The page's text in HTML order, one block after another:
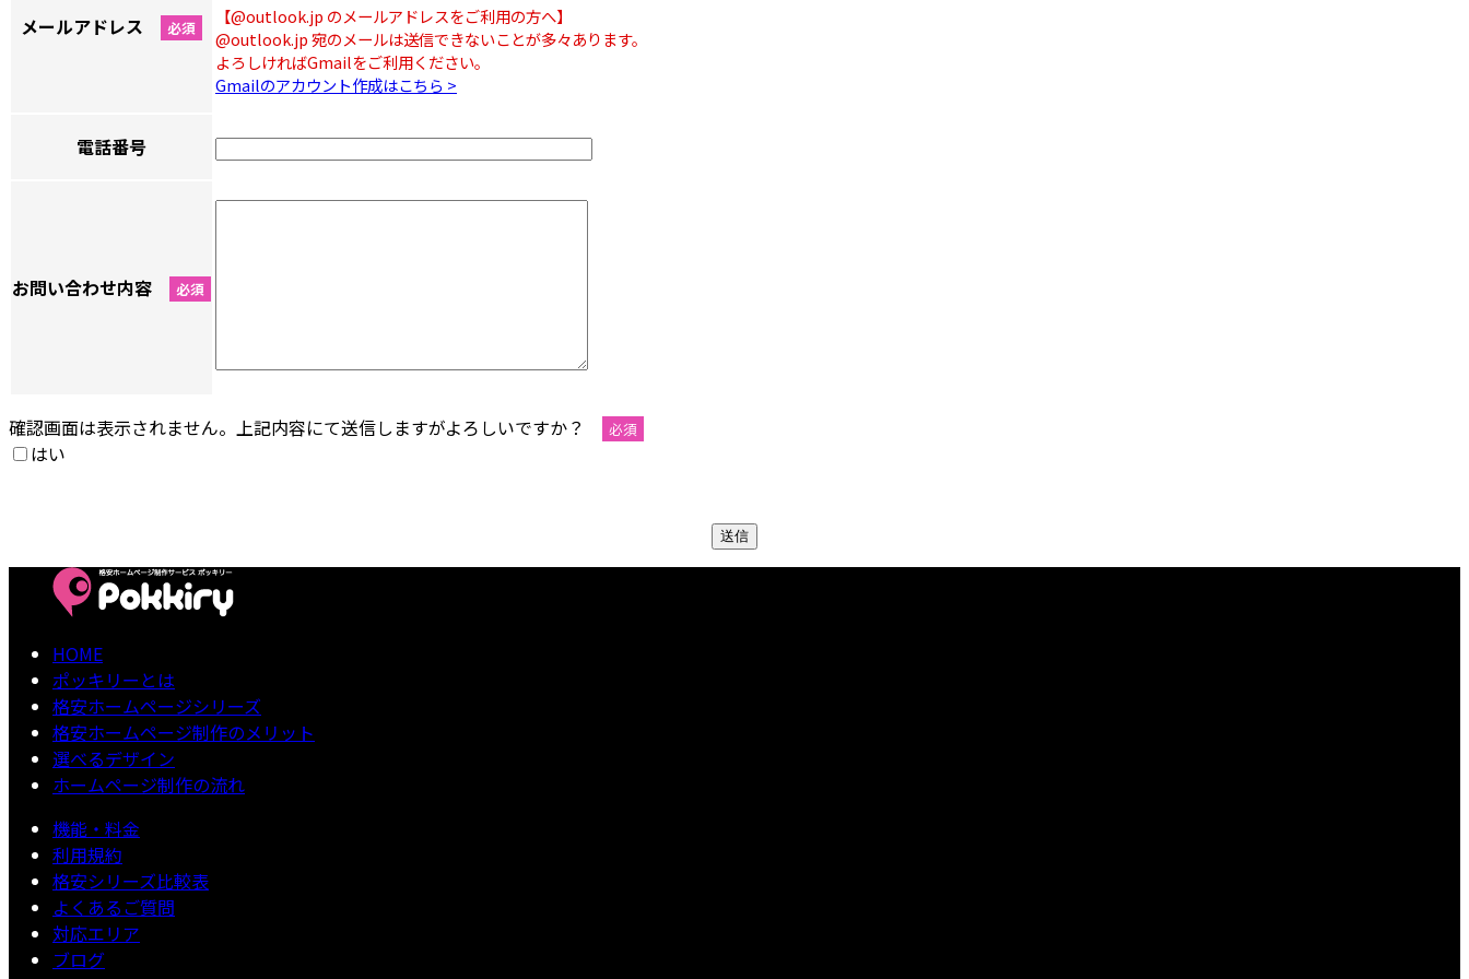
メールアドレス 必須
【@outlook.jp のメールアドレスをご利用の方へ】
@outlook.jp 宛のメールは送信できないことが多々あります。
よろしければGmailをご利用ください。
Gmailのアカウント作成はこちら >
電話番号
お問い合わせ内容 必須
確認画面は表示されません。上記内容にて送信しますがよろしいですか？ 必須
はい
HOME
ポッキリーとは
格安ホームページシリーズ
格安ホームページ制作のメリット
選べるデザイン
ホームページ制作の流れ
機能・料金
利用規約
格安シリーズ比較表
よくあるご質問
対応エリア
ブログ